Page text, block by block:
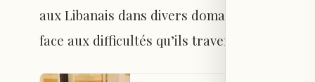
aux Libanais dans divers domaines, afin de
face aux difficultés qu’ils traversent.